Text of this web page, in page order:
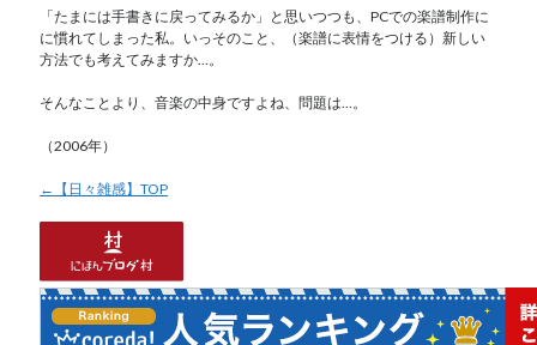
「たまには手書きに戻ってみるか」と思いつつも、PCでの楽譜制作に
に慣れてしまった私。いっそのこと、（楽譜に表情をつける）新しい
方法でも考えてみますか…。
そんなことより、音楽の中身ですよね、問題は…。
（2006年）
←【日々雑感】TOP